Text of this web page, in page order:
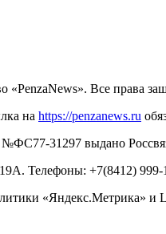
«PenzaNews». Все права
на https://penzanews.ru
31297 выдано
Телефоны: +7(8412) 999-
«Яндекс.Метрика» и